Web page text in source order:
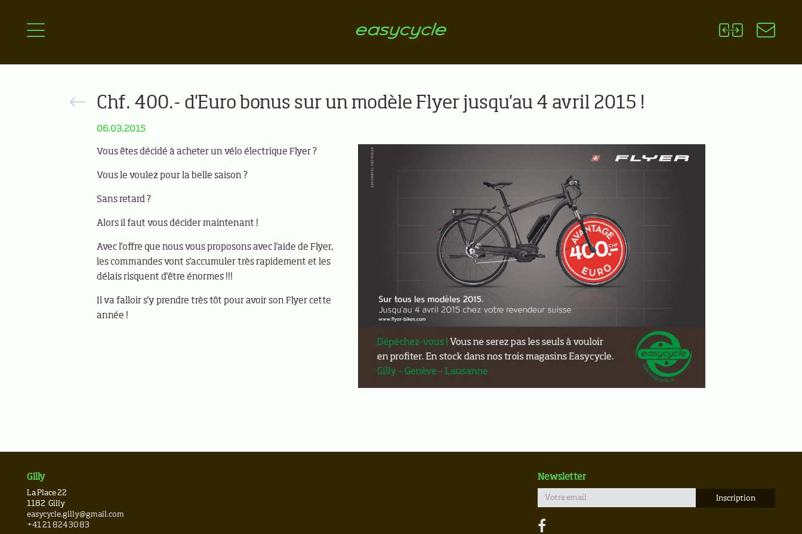
Chf. 400.- d'Euro bonus sur un modèle Flyer jusqu'au 4 avril 2015 !
06.03.2015
Vous êtes décidé à acheter un vélo électrique Flyer ?
Vous le voulez pour la belle saison ?
Sans retard ?
Alors il faut vous décider maintenant !
Avec l'offre que nous vous proposons avec l'aide de Flyer,
les commandes vont s'accumuler très rapidement et les
délais risquent d'être énormes !!!
Il va falloir s'y prendre très tôt pour avoir son Flyer cette
année !
Gilly
La Place 22
1182 Gilly
easycycle.gilly@gmail.com
+41 21 824 30 83
Newsletter